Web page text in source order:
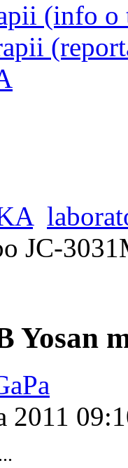
(info o
JC-
Yosan
2011